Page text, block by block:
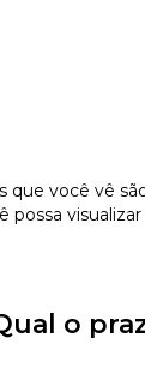
você vê
possa
o